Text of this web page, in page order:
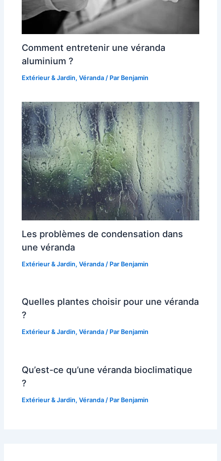
Comment entretenir une véranda
aluminium ?
Extérieur & Jardin,Véranda / Par Benjamin
Les problèmes de condensation dans
une véranda
Extérieur & Jardin,Véranda / Par Benjamin
Quelles plantes choisir pour une véranda
?
Extérieur & Jardin,Véranda / Par Benjamin
Qu’est-ce qu’une véranda bioclimatique
?
Extérieur & Jardin,Véranda / Par Benjamin